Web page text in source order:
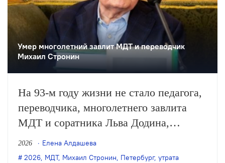
Умер многолетний завлит МДТ и переводчик
Михаил Стронин
На 93-м году жизни не стало педагога,
переводчика, многолетнего завлита
МДТ и соратника Льва Додина,
заслуженного деятеля искусств России
Михаила Стронина. О смерти
2026
Елена Алдашева
2026, МДТ, Михаил Стронин, Петербург, утрата